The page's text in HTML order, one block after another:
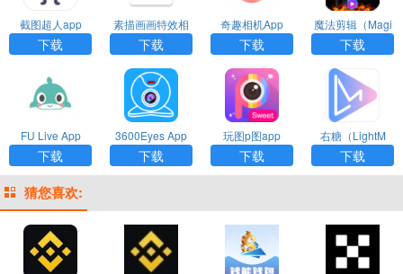
截图超人app
下载
素描画画特效相
机app
下载
奇趣相机App
下载
魔法剪辑（Magi
c Video）App
下载
FU Live App
下载
3600Eyes App
下载
玩图p图app
下载
右糖（LightM
V）app
下载
猜您喜欢: